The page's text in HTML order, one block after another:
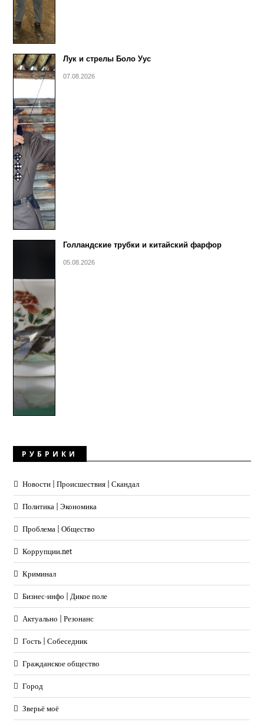
Лук и стрелы Боло Уус
07.08.2026
Голландские трубки и китайский фарфор
05.08.2026
РУБРИКИ
Новости | Происшествия | Скандал
Политика | Экономика
Проблема | Общество
Коррупции.net
Криминал
Бизнес-инфо | Дикое поле
Актуально | Резонанс
Гость | Собеседник
Гражданское общество
Город
Зверьё моё